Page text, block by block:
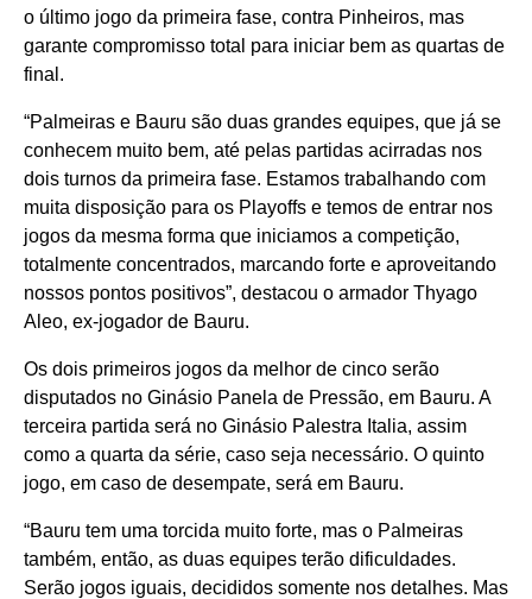
o último jogo da primeira fase, contra Pinheiros, mas
garante compromisso total para iniciar bem as quartas de
final.
“Palmeiras e Bauru são duas grandes equipes, que já se
conhecem muito bem, até pelas partidas acirradas nos
dois turnos da primeira fase. Estamos trabalhando com
muita disposição para os Playoffs e temos de entrar nos
jogos da mesma forma que iniciamos a competição,
totalmente concentrados, marcando forte e aproveitando
nossos pontos positivos”, destacou o armador Thyago
Aleo, ex-jogador de Bauru.
Os dois primeiros jogos da melhor de cinco serão
disputados no Ginásio Panela de Pressão, em Bauru. A
terceira partida será no Ginásio Palestra Italia, assim
como a quarta da série, caso seja necessário. O quinto
jogo, em caso de desempate, será em Bauru.
“Bauru tem uma torcida muito forte, mas o Palmeiras
também, então, as duas equipes terão dificuldades.
Serão jogos iguais, decididos somente nos detalhes. Mas